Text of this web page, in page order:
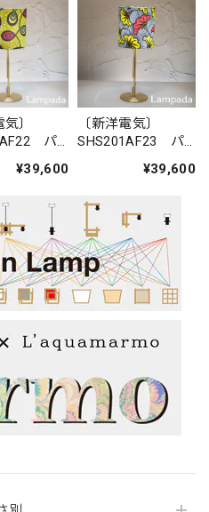
〕
パ
属脚）
¥39,600
〔新洋電気〕
SHS201AF23 パ
イト（金属脚）
¥39,600